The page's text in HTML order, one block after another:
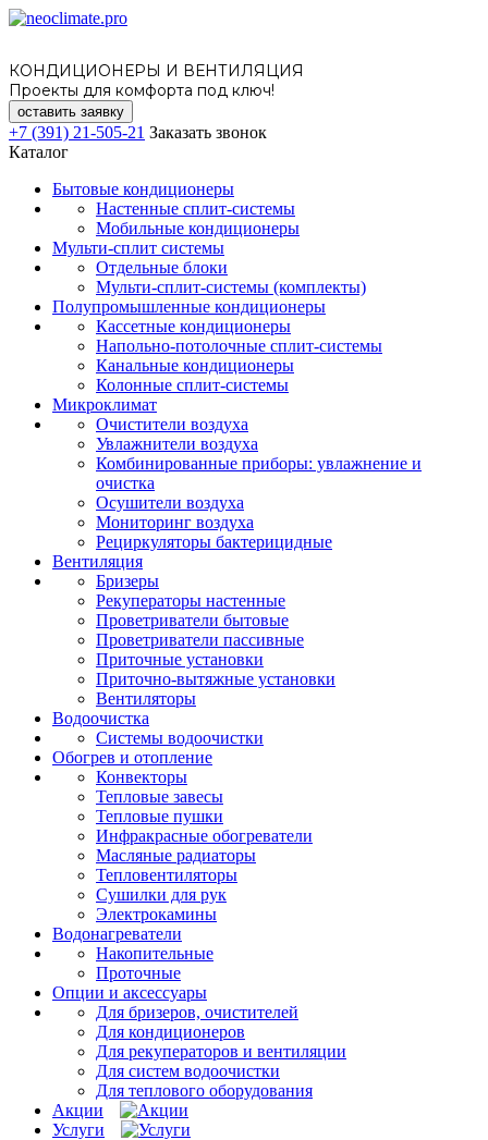
КОНДИЦИОНЕРЫ И ВЕНТИЛЯЦИЯ
Проекты для комфорта под ключ!
оставить заявку
+7 (391) 21-505-21 Заказать звонок
Каталог
Бытовые кондиционеры
Настенные сплит-системы
Мобильные кондиционеры
Мульти-сплит системы
Отдельные блоки
Мульти-сплит-системы (комплекты)
Полупромышленные кондиционеры
Кассетные кондиционеры
Напольно-потолочные сплит-системы
Канальные кондиционеры
Колонные сплит-системы
Микроклимат
Очистители воздуха
Увлажнители воздуха
Комбинированные приборы: увлажнение и
очистка
Осушители воздуха
Мониторинг воздуха
Рециркуляторы бактерицидные
Вентиляция
Бризеры
Рекуператоры настенные
Проветриватели бытовые
Проветриватели пассивные
Приточные установки
Приточно-вытяжные установки
Вентиляторы
Водоочистка
Системы водоочистки
Обогрев и отопление
Конвекторы
Тепловые завесы
Тепловые пушки
Инфракрасные обогреватели
Масляные радиаторы
Тепловентиляторы
Сушилки для рук
Электрокамины
Водонагреватели
Накопительные
Проточные
Опции и аксессуары
Для бризеров, очистителей
Для кондиционеров
Для рекуператоров и вентиляции
Для систем водоочистки
Для теплового оборудования
Акции
Услуги